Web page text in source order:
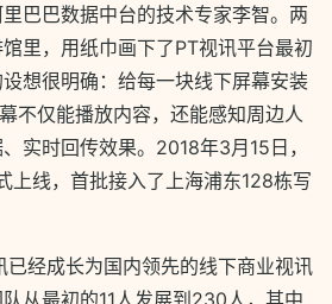
巴巴数据中台的技术专家李智。两
里，用纸巾画下了PT视讯平台最初
想很明确：给每一块线下屏幕安装
不仅能播放内容，还能感知周边人
实时回传效果。2018年3月15日，
上线，首批接入了上海浦东128栋写
已经成长为国内领先的线下商业视讯
从最初的11人发展到230人，其中